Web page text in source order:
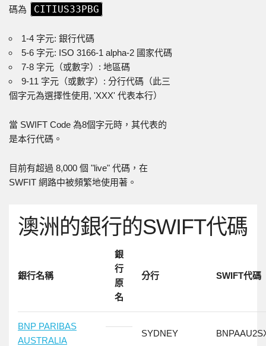
碼為
CITIUS33PBG
1-4 字元: 銀行代碼
5-6 字元: ISO 3166-1 alpha-2 國家代碼
7-8 字元（或數字）: 地區碼
9-11 字元（或數字）: 分行代碼（此三
個字元為選擇性使用, 'XXX' 代表本行）
當 SWIFT Code 為8個字元時，其代表的
是本行代碼。
目前有超過 8,000 個 "live" 代碼，在
SWFIT 網路中被頻繁地使用著。
澳洲的銀行的SWIFT代碼
銀行名稱
銀
行
原
名
分行 SWIFT代碼
BNP PARIBAS
AUSTRALIA
SYDNEY